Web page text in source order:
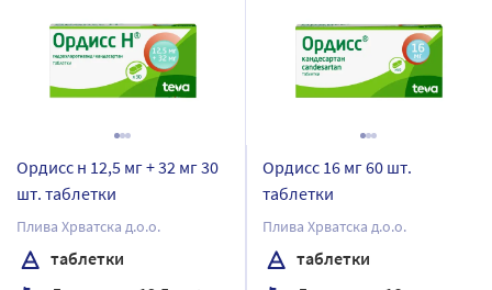
Ордисс н 12,5 мг + 32 мг 30
шт. таблетки
Плива Хрватска д.о.о.
таблетки
Ордисс 16 мг 60 шт.
таблетки
Плива Хрватска д.о.о.
таблетки